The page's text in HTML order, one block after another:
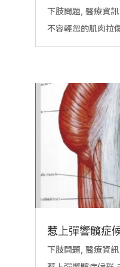
下肢問題, 醫療資訊
不容輕忽的肌肉
惹上彈響髖症
下肢問題, 醫療資訊